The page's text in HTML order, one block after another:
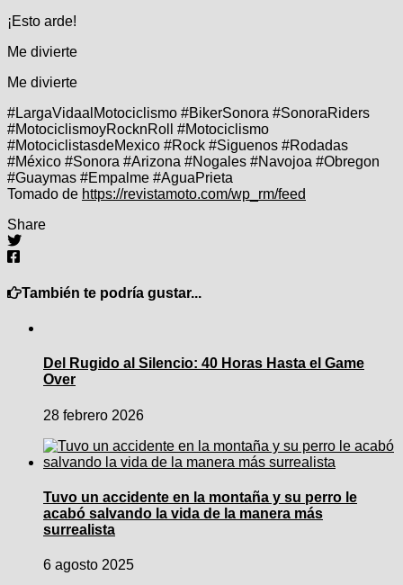
¡Esto arde!
Me divierte
Me divierte
#LargaVidaalMotociclismo #BikerSonora #SonoraRiders
#MotociclismoyRocknRoll #Motociclismo
#MotociclistasdeMexico #Rock #Siguenos #Rodadas
#México #Sonora #Arizona #Nogales #Navojoa #Obregon
#Guaymas #Empalme #AguaPrieta
Tomado de https://revistamoto.com/wp_rm/feed
Share
También te podría gustar...
Del Rugido al Silencio: 40 Horas Hasta el Game
Over
28 febrero 2026
Tuvo un accidente en la montaña y su perro le
acabó salvando la vida de la manera más
surrealista
6 agosto 2025